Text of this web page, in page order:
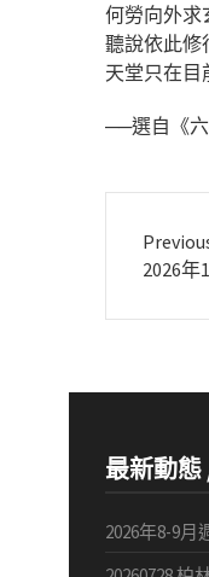
何勞向外求
聽說依此修
天堂只在目
──選自《六
Previous
2026年
最新動態
2026年8-9